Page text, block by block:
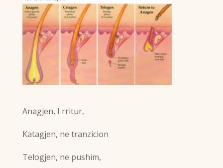
Anagjen, I rritur,
Katagjen, ne tranzicion
Telogjen, ne pushim,